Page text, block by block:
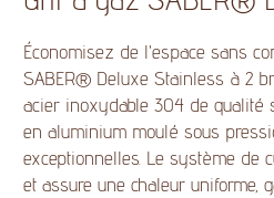
Économisez de l'espace sans
SABER® Deluxe Stainless à 2
acier inoxydable 304 de qualité
en aluminium moulé sous
exceptionnelles. Le système de
et assure une chaleur uniforme,